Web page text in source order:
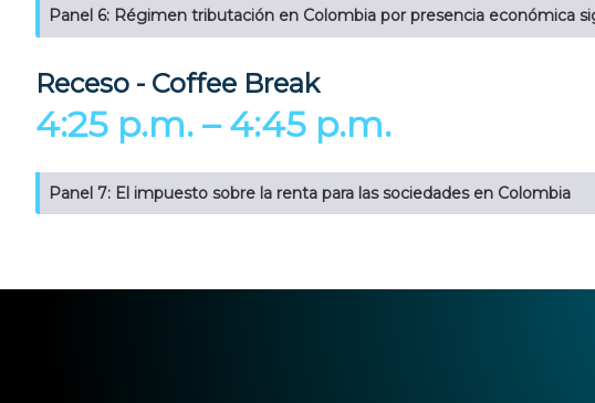
Panel 6: Régimen tributación en Colombia por presencia económica
Receso - Coffee Break
4:25 p.m. – 4:45 p.m.
Panel 7: El impuesto sobre la renta para las sociedades en Colombia